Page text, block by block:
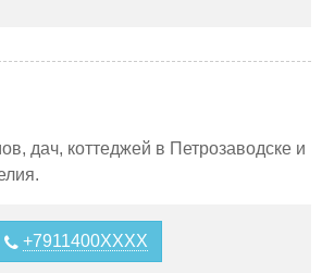
дач, коттеджей в Петрозаводске и
+7911400XXXX